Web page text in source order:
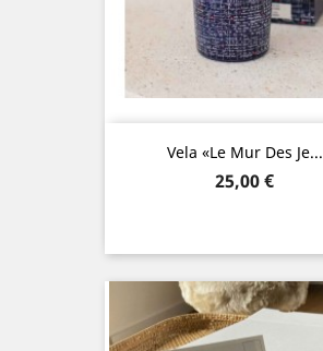
Vela «Le Mur Des Je...
Precio
25,00 €